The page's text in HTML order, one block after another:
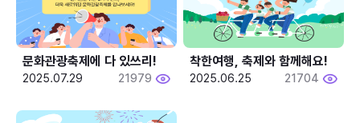
문화관광축제에 다 있쓰리!
2025.07.29 21979
착한여행, 축제와 함께해요!
2025.06.25 21704